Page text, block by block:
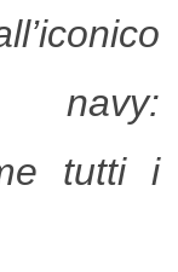
tutti i